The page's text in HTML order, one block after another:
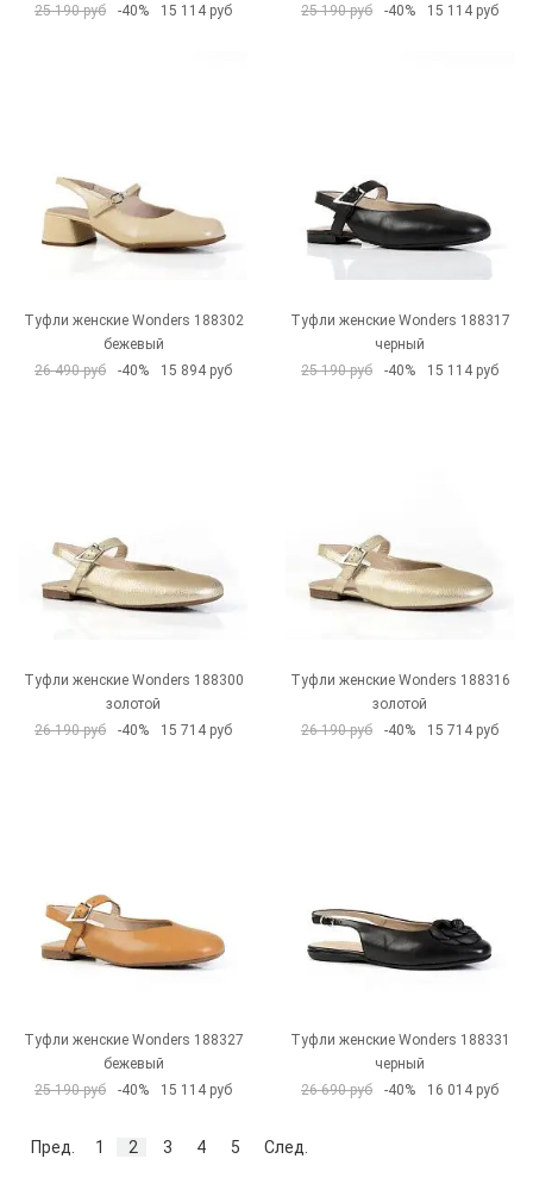
25 190 руб
-40% 15 114 руб
25 190 руб
-40% 15 114 руб
Туфли женские Wonders 188302
бежевый
26 490 руб
-40% 15 894 руб
Туфли женские Wonders 188317
черный
25 190 руб
-40% 15 114 руб
Туфли женские Wonders 188300
золотой
26 190 руб
-40% 15 714 руб
Туфли женские Wonders 188316
золотой
26 190 руб
-40% 15 714 руб
Туфли женские Wonders 188327
бежевый
25 190 руб
-40% 15 114 руб
Туфли женские Wonders 188331
черный
26 690 руб
-40% 16 014 руб
Пред. 1 2 3 4 5 След.